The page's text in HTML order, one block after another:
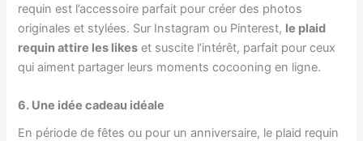
requin est l’accessoire parfait pour créer des photos
originales et stylées. Sur Instagram ou Pinterest, le plaid
requin attire les likes et suscite l’intérêt, parfait pour ceux
qui aiment partager leurs moments cocooning en ligne.
6. Une idée cadeau idéale
En période de fêtes ou pour un anniversaire, le plaid requin